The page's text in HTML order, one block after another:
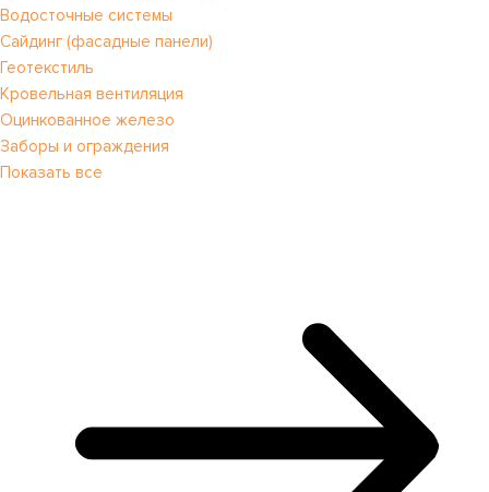
Водосточные системы
Сайдинг (фасадные панели)
Геотекстиль
Кровельная вентиляция
Оцинкованное железо
Заборы и ограждения
Показать все